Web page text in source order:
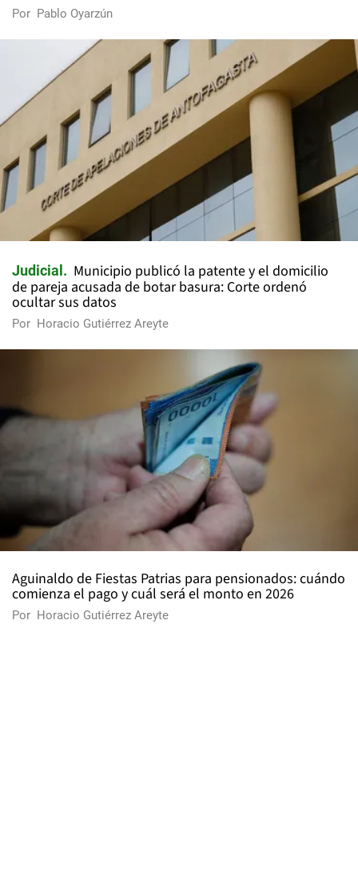
Por Pablo Oyarzún
Judicial
Municipio publicó la patente y el domicilio
de pareja acusada de botar basura: Corte ordenó
ocultar sus datos
Por Horacio Gutiérrez Areyte
Aguinaldo de Fiestas Patrias para pensionados: cuándo
comienza el pago y cuál será el monto en 2026
Por Horacio Gutiérrez Areyte